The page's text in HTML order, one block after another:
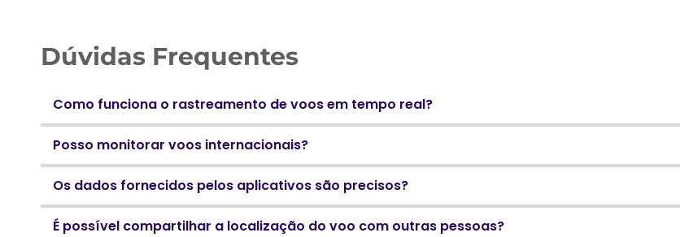
Dúvidas Frequentes
Como funciona o rastreamento de voos em tempo real?
Posso monitorar voos internacionais?
Os dados fornecidos pelos aplicativos são precisos?
É possível compartilhar a localização do voo com outras pessoas?